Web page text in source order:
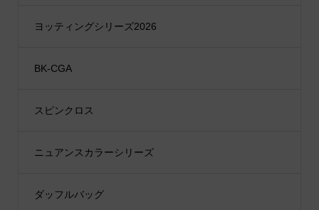
ヨッティングシリーズ2026
BK-CGA
スピンクロス
ニュアンスカラーシリーズ
ダッフルバッグ